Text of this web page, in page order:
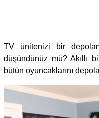
TV ünitenizi bir
düşündünüz mü? Akıllı
bütün oyuncaklarını